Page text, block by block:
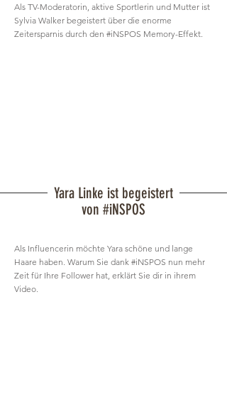
Als TV-Moderatorin, aktive Sportlerin und Mutter ist
Sylvia Walker begeistert über die enorme
Zeitersparnis durch den #iNSPOS Memory-Effekt.
Yara Linke ist begeistert
von #iNSPOS
Als Influencerin möchte Yara schöne und lange
Haare haben. Warum Sie dank #iNSPOS nun mehr
Zeit für Ihre Follower hat, erklärt Sie dir in ihrem
Video.